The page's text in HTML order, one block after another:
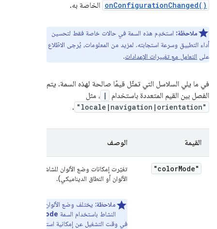
onConfigurationChanged() الخاصة به.
ملاحظة: استخدِم هذه السمة في حالات خاصة فقط لتحسين
أداء التطبيق وسرعة استجابته. لمزيد من المعلومات، يُرجى الاطّلاع
على التعامل مع تغييرات الإعدادات.
في ما يلي السلاسل التي تمثّل قيمًا صالحة لهذه السمة. يتم
الفصل بين القيم المتعددة باستخدام
| ، مثل
"locale|navigation|orientation"
.
القيمة الوصف
"colorMode"
تغيّرت إمكانات وضع الألوان للشاشة (سلسلة
الألوان أو النطاق الديناميكي).
ملاحظة: يختلف وضع الألوان الذي يطلبه
النشاط باستخدام السمة colorMode
في وقت التشغيل عن إمكانية استخدام أوضاع